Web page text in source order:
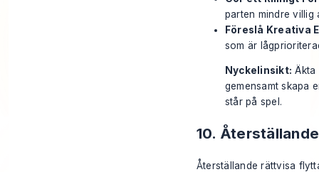
parten mindre villig
Föreslå Kreativa
som är
Nyckelinsikt: Äkta
gemensamt skapa
står på spel.
10.
Återställande rättvisa